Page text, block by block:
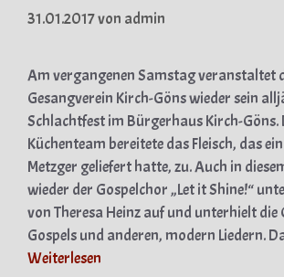
31.01.2017von admin
Am vergangenen Samstag veranstaltet
Gesangverein Kirch-Göns wieder sein
Schlachtfest im Bürgerhaus Kirch-Göns.
Küchenteam bereitete das Fleisch, das
Metzger geliefert hatte, zu. Auch in
wieder der Gospelchor „Let it Shine!“
von Theresa Heinz auf und unterhielt die
Gospels und anderen, modern Liedern.
Weiterlesen